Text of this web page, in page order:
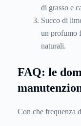
di grasso e
Succo di
un profumo
naturali.
FAQ: le
Con che frequenza